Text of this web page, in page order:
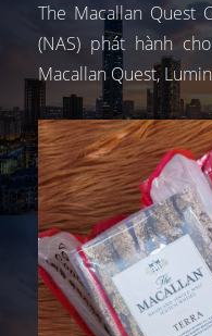
The Macallan Quest
(NAS) phát hành
Macallan Quest,